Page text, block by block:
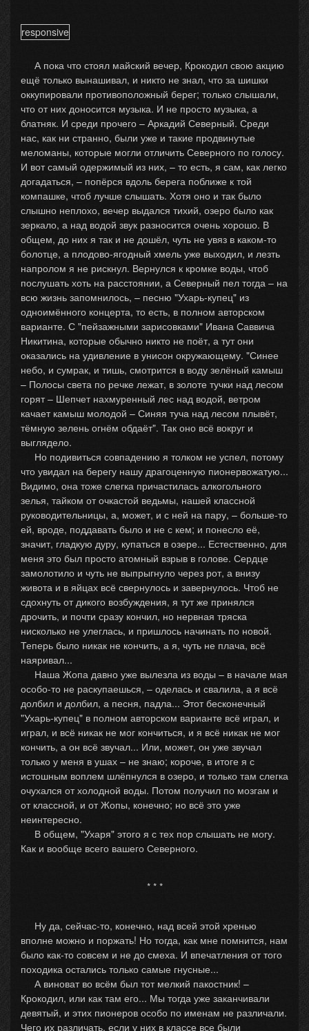
responsive
А пока что стоял майский вечер, Крокодил свою акцию
ещё только вынашивал, и никто не знал, что за шишки
оккупировали противоположный берег; только слышали,
что от них доносится музыка. И не просто музыка, а
блатняк. И среди прочего – Аркадий Северный. Среди
нас, как ни странно, были уже и такие продвинутые
меломаны, которые могли отличить Северного по голосу.
И вот самый одержимый из них, – то есть, я сам, как легко
догадаться, – попёрся вдоль берега поближе к той
компашке, чтоб лучше слышать. Хотя оно и так было
слышно неплохо, вечер выдался тихий, озеро было как
зеркало, а над водой звук разносится очень хорошо. В
общем, до них я так и не дошёл, чуть не увяз в каком-то
болотце, а плодово-ягодный хмель уже выходил, и лезть
напролом я не рискнул. Вернулся к кромке воды, чтоб
послушать хоть на расстоянии, а Северный пел тогда – на
всю жизнь запомнилось, – песню "Ухарь-купец" из
одноимённого концерта, то есть, в полном авторском
варианте. С "пейзажными зарисовками" Ивана Саввича
Никитина, которые обычно никто не поёт, а тут они
оказались на удивление в унисон окружающему. "Синее
небо, и сумрак, и тишь, смотрится в воду зелёный камыш
– Полосы света по речке лежат, в золоте тучки над лесом
горят – Шепчет нахмуренный лес над водой, ветром
качает камыш молодой – Синяя туча над лесом плывёт,
тёмную зелень огнём обдаёт". Так оно всё вокруг и
выглядело.
Но подивиться совпадению я толком не успел, потому
что увидал на берегу нашу драгоценную пионервожатую...
Видимо, она тоже слегка причастилась алкогольного
зелья, тайком от очкастой ведьмы, нашей классной
руководительницы, а, может, и с ней на пару, – больше-то
ей, вроде, поддавать было и не с кем; и понесло её,
значит, гладкую дуру, купаться в озере... Естественно, для
меня это был просто атомный взрыв в голове. Сердце
замолотило и чуть не выпрыгнуло через рот, а внизу
живота и в яйцах всё свернулось и завернулось. Чтоб не
сдохнуть от дикого возбуждения, я тут же принялся
дрочить, и почти сразу кончил, но нервная тряска
нисколько не улеглась, и пришлось начинать по новой.
Теперь было никак не кончить, а я, чуть не плача, всё
наяривал...
Наша Жопа давно уже вылезла из воды – в начале мая
особо-то не раскупаешься, – оделась и свалила, а я всё
долбил и долбил, а песня, падла... Этот бесконечный
"Ухарь-купец" в полном авторском варианте всё играл, и
играл, и всё никак не мог кончиться, и я всё никак не мог
кончить, а он всё звучал... Или, может, он уже звучал
только у меня в ушах – не знаю; короче, в итоге я с
истошным воплем шлёпнулся в озеро, и только там слегка
очухался от холодной воды. Потом получил по мозгам и
от классной, и от Жопы, конечно; но всё это уже
неинтересно.
В общем, "Ухаря" этого я с тех пор слышать не могу.
Как и вообще всего вашего Северного.
* * *
Ну да, сейчас-то, конечно, над всей этой хренью
вполне можно и поржать! Но тогда, как мне помнится, нам
было как-то совсем и не до смеха. И впечатления от того
походика остались только самые гнусные...
А виноват во всём был тот мелкий пакостник! –
Крокодил, или как там его... Мы тогда уже заканчивали
девятый, и этих пионеров особо по именам не различали.
Чего их различать, если у них в классе все были